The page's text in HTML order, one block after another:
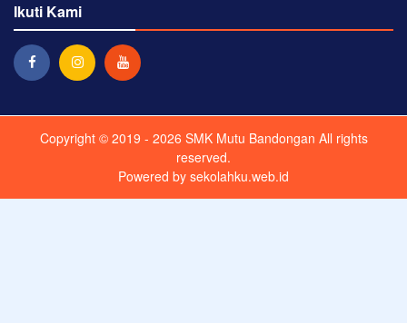
Ikuti Kami
Copyright © 2019 - 2026 SMK Mutu Bandongan All rights
reserved.
Powered by sekolahku.web.id